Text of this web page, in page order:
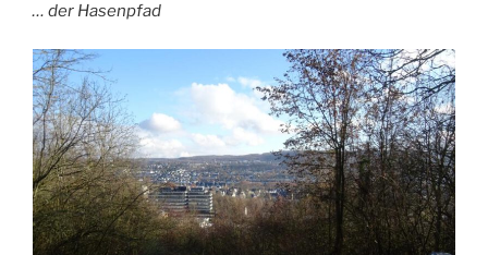
… der Hasenpfad